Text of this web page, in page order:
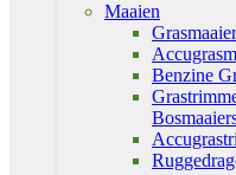
Maaien
Benzine